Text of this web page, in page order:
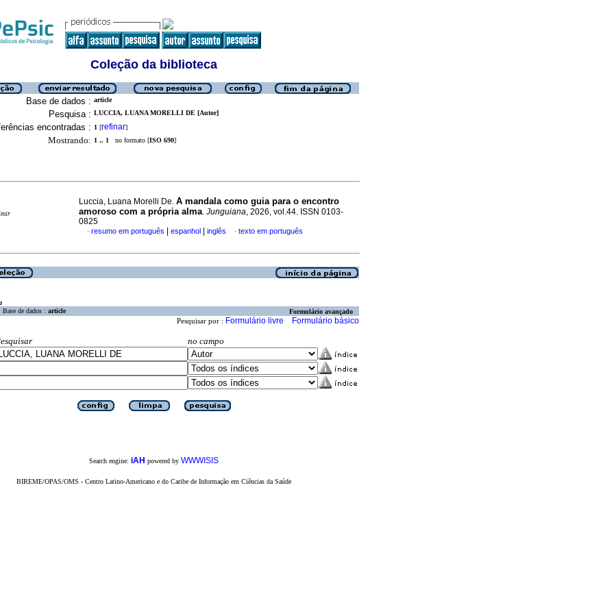
Coleção da biblioteca
Base de dados : article
Pesquisa : LUCCIA, LUANA MORELLI DE [Autor]
encontradas : 1 [refinar]
Mostrando: 1 .. 1 no formato [ISO 690]
Luccia, Luana Morelli De. A mandala como guia para o encontro
amoroso com a própria alma. Junguiana, 2026, vol.44. ISSN 0103-
0825
· resumo em português espanhol inglês · texto em português
Base de dados : article Formulário avançado
Pesquisar por : Formulário livre Formulário básico
no campo
Search engine: iAH powered by WWWISIS
BIREME/OPAS/OMS - Centro Latino-Americano e do Caribe de Informação em Ciências da Saúde